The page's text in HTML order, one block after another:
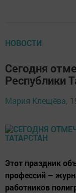
НОВОСТИ
Сегодня
Республики
Мария Клещёва,
Этот праздник
профессий –
работников